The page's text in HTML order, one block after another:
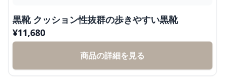
黒靴 クッション性抜群の歩きやすい黒靴
¥11,680
商品の詳細を見る